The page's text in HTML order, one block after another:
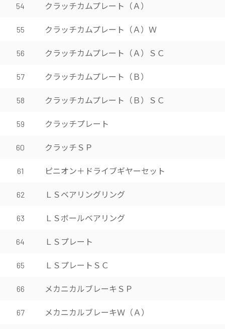
54 クラッチカムプレート（Ａ）
55 クラッチカムプレート（Ａ）Ｗ
56 クラッチカムプレート（Ａ）ＳＣ
57 クラッチカムプレート（Ｂ）
58 クラッチカムプレート（Ｂ）ＳＣ
59 クラッチプレート
60 クラッチＳＰ
61 ピニオン＋ドライブギヤーセット
62 ＬＳベアリングリング
63 ＬＳボールベアリング
64 ＬＳプレート
65 ＬＳプレートＳＣ
66 メカニカルブレーキＳＰ
67 メカニカルブレーキＷ（Ａ）